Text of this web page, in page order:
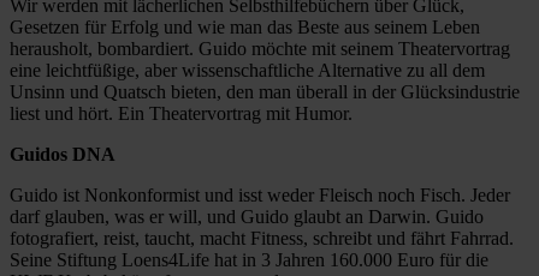
Wir werden mit lächerlichen Selbsthilfebüchern über Glück,
Gesetzen für Erfolg und wie man das Beste aus seinem Leben
herausholt, bombardiert. Guido möchte mit seinem Theatervortrag
eine leichtfüßige, aber wissenschaftliche Alternative zu all dem
Unsinn und Quatsch bieten, den man überall in der Glücksindustrie
liest und hört. Ein Theatervortrag mit Humor.
Guidos DNA
Guido ist Nonkonformist und isst weder Fleisch noch Fisch. Jeder
darf glauben, was er will, und Guido glaubt an Darwin. Guido
fotografiert, reist, taucht, macht Fitness, schreibt und fährt Fahrrad.
Seine Stiftung Loens4Life hat in 3 Jahren 160.000 Euro für die